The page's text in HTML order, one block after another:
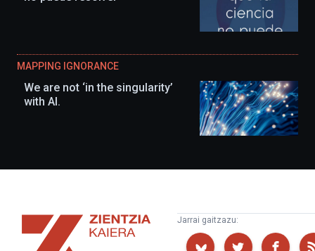
MAPPING IGNORANCE
We are not ‘in the singularity’
with AI.
Zientzia
Kaiera
Jarrai gaitzazu: